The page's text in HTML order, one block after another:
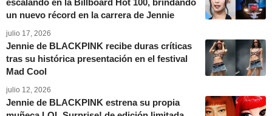
escalando en la Billboard Hot 100, brindando
un nuevo récord en la carrera de Jennie
julio 17, 2026
Jennie de BLACKPINK recibe duras críticas
tras su histórica presentación en el festival
Mad Cool
julio 12, 2026
Jennie de BLACKPINK estrena su propia